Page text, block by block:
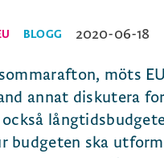
BLOGG 2020-06-18
möts
annat diskutera
budgeten ska